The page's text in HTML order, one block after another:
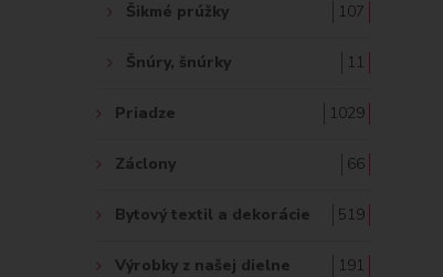
Šikmé prúžky 107
Šnúry, šnúrky 11
Priadze 1029
Záclony 66
Bytový textil a dekorácie 519
Výrobky z našej dielne 191